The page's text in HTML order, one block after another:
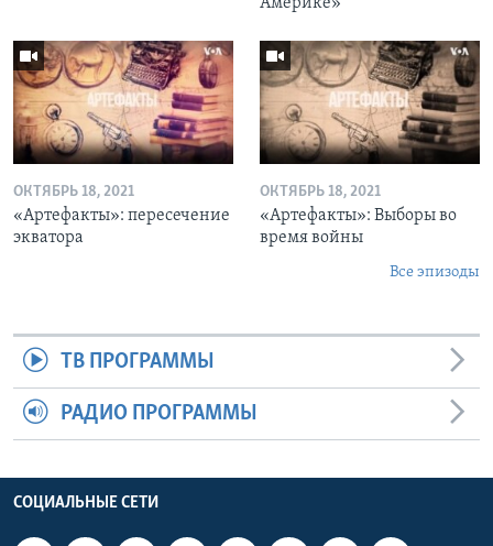
ОКТЯБРЬ 18, 2021
«Артефакты»: пересечение
экватора
ОКТЯБРЬ 18, 2021
«Артефакты»: Выборы во
время войны
Все эпизоды
ТВ ПРОГРАММЫ
РАДИО ПРОГРАММЫ
СОЦИАЛЬНЫЕ СЕТИ